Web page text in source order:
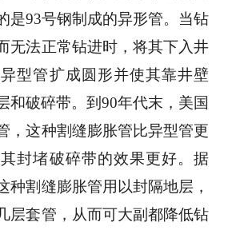
是93号钢制成的异形管。当钻
无法正常钻进时，将其下入井
型管扩成圆形并使其靠井壁
和破碎带。到90年代末，美国
，这种割缝膨胀管比异型管更
其封堵破碎带的效果更好。据
种割缝膨胀管用以封隔地层，
层套管，从而可大副都降低钻